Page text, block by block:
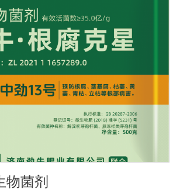
PF2、MAM-PF7d 和MAM-PF7e,MAM-
性蛋白和多肽，无成分不明确的水解产
自行添加L-谷氨酰胺（0.6一8 mM）。
培养基是使用BME改良培养
生素含量是BME培养的四倍。DMEM培
氨基酸和特定的必需微量元素，碳酸氢
了。标准配方DMEM培养基葡萄糖的含
糖DMEM培养基葡萄糖的含量为4500
是用来培养鼠胚胎细胞。
物菌剂